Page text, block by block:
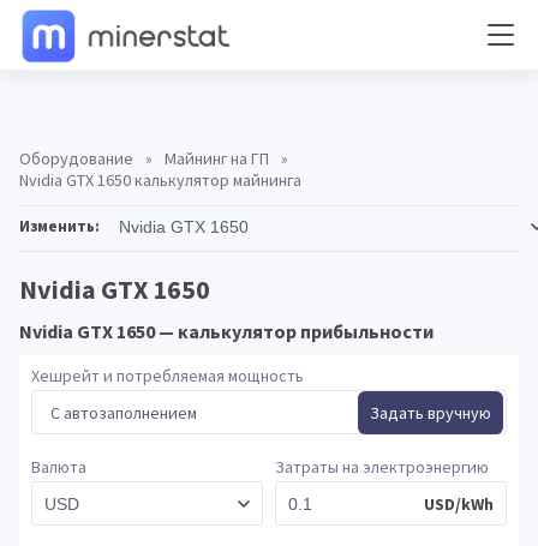
Оборудование » Майнинг на ГП
»
Nvidia GTX 1650 калькулятор майнинга
Изменить:
Nvidia GTX 1650
Nvidia GTX 1650 — калькулятор прибыльности
Хешрейт и потребляемая мощность
С автозаполнением
Задать вручную
Валюта
Затраты на электроэнергию
USD/kWh